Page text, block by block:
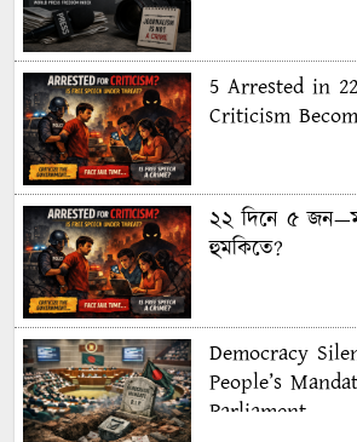
5 Arrested in
Criticism
২২ দিনে ৫
হুমকিতে?
Democracy
People’s
Parliament